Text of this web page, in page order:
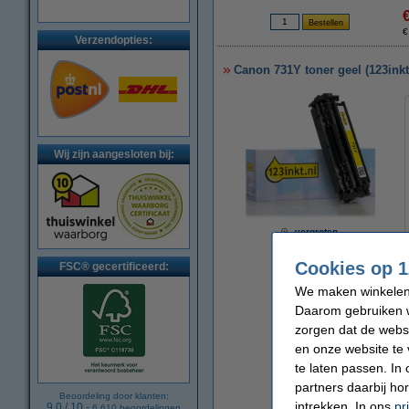
Verzendopties:
Wij zijn aangesloten bij:
FSC® gecertificeerd:
Beoordeling door klanten:
Canon 731Y toner geel
vergroten
Per pagina
Cookies op
We maken
Daarom gebruiken
zorgen dat de
en onze website te
te laten passen. In
partners daarbij
intrekken. In ons